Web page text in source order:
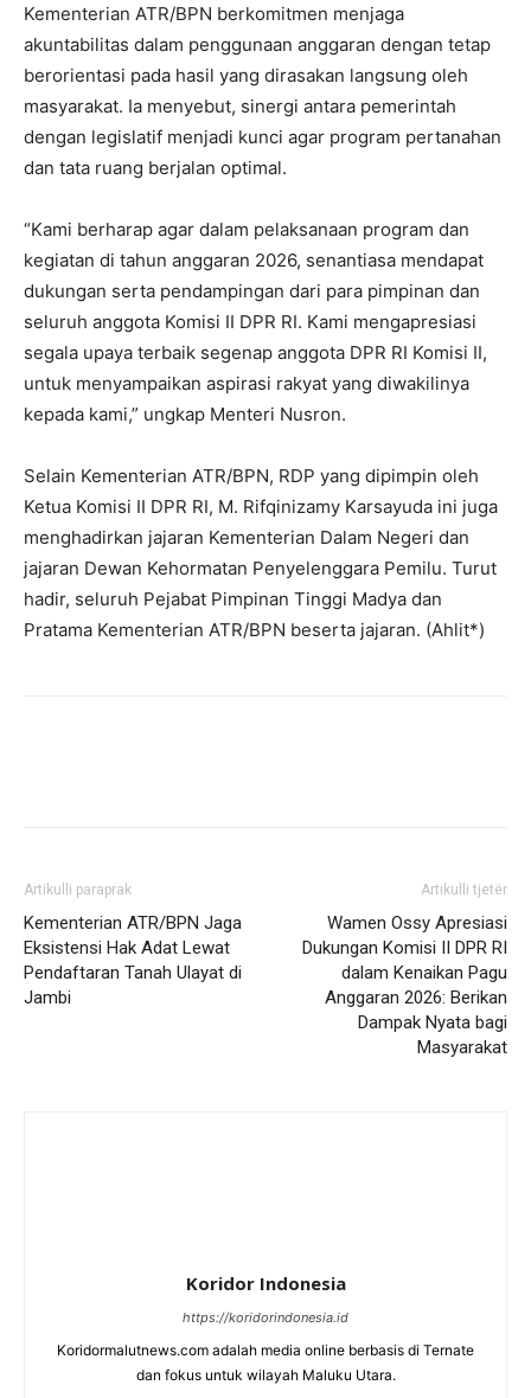
Kementerian ATR/BPN berkomitmen menjaga
akuntabilitas dalam penggunaan anggaran dengan tetap
berorientasi pada hasil yang dirasakan langsung oleh
masyarakat. Ia menyebut, sinergi antara pemerintah
dengan legislatif menjadi kunci agar program pertanahan
dan tata ruang berjalan optimal.
‎“Kami berharap agar dalam pelaksanaan program dan
kegiatan di tahun anggaran 2026, senantiasa mendapat
dukungan serta pendampingan dari para pimpinan dan
seluruh anggota Komisi II DPR RI. Kami mengapresiasi
segala upaya terbaik segenap anggota DPR RI Komisi II,
untuk menyampaikan aspirasi rakyat yang diwakilinya
kepada kami,” ungkap Menteri Nusron.
‎Selain Kementerian ATR/BPN, RDP yang dipimpin oleh
Ketua Komisi II DPR RI, M. Rifqinizamy Karsayuda ini juga
menghadirkan jajaran Kementerian Dalam Negeri dan
jajaran Dewan Kehormatan Penyelenggara Pemilu. Turut
hadir, seluruh Pejabat Pimpinan Tinggi Madya dan
Pratama Kementerian ATR/BPN beserta jajaran. (Ahlit*)
Artikulli paraprak
Kementerian ATR/BPN Jaga
Eksistensi Hak Adat Lewat
Pendaftaran Tanah Ulayat di
Jambi ‎
Artikulli tjetër
Wamen Ossy Apresiasi
Dukungan Komisi II DPR RI
dalam Kenaikan Pagu
Anggaran 2026: Berikan
Dampak Nyata bagi
Masyarakat
Koridor Indonesia
https://koridorindonesia.id
Koridormalutnews.com adalah media online berbasis di Ternate
dan fokus untuk wilayah Maluku Utara.